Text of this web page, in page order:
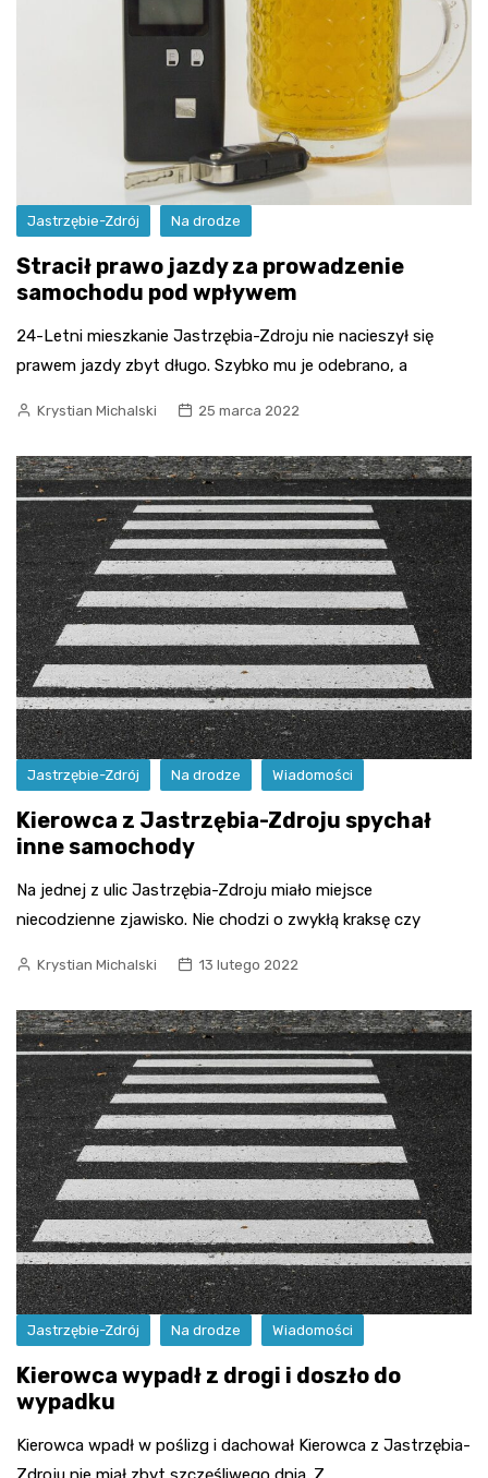
Jastrzębie-Zdrój Na drodze
Stracił prawo jazdy za prowadzenie
samochodu pod wpływem
24-Letni mieszkanie Jastrzębia-Zdroju nie nacieszył się
prawem jazdy zbyt długo. Szybko mu je odebrano, a
Krystian Michalski 25 marca 2022
Jastrzębie-Zdrój Na drodze Wiadomości
Kierowca z Jastrzębia-Zdroju spychał
inne samochody
Na jednej z ulic Jastrzębia-Zdroju miało miejsce
niecodzienne zjawisko. Nie chodzi o zwykłą kraksę czy
Krystian Michalski 13 lutego 2022
Jastrzębie-Zdrój Na drodze Wiadomości
Kierowca wypadł z drogi i doszło do
wypadku
Kierowca wpadł w poślizg i dachował Kierowca z Jastrzębia-